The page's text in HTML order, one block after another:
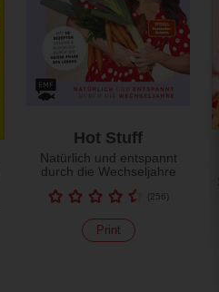
Hot Stuff
Natürlich und entspannt
durch die Wechseljahre
(256)
Print